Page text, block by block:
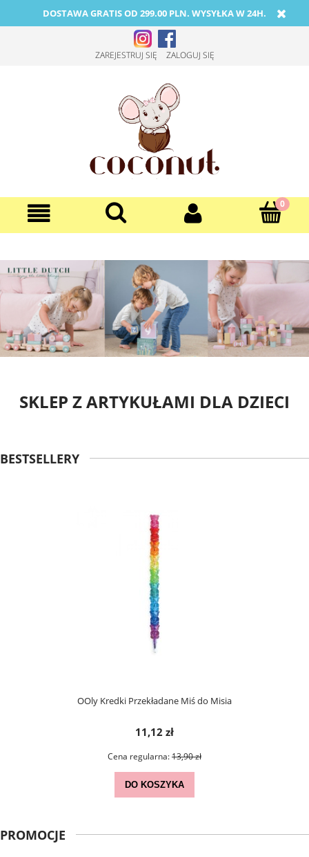
DOSTAWA GRATIS OD 299.00 PLN. WYSYŁKA W 24H.
ZAREJESTRUJ SIĘ ZALOGUJ SIĘ
SKLEP Z ARTYKUŁAMI DLA DZIECI
BESTSELLERY
OOly Kredki Przekładane Miś do Misia
11,12 zł
Cena regularna:13,90 zł
DO KOSZYKA
PROMOCJE